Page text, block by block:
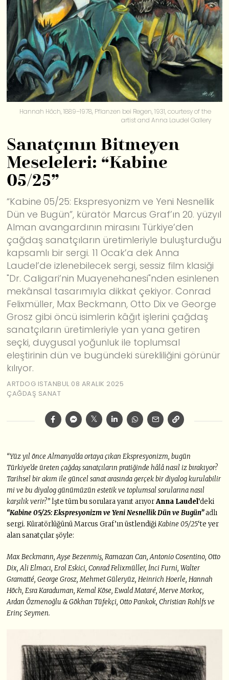
Hannah Höch, 1889–1978, Pflanzen bei Regen, 1931, courtesy of the
artist and Anna Laudel Gallery
Sanatçının Bitmeyen
Meseleleri: “Kabine
05/25”
“Kabine 05/25: Ekspresyonizm ve Yeni Nesnellik
Dün ve Bugün”, küratör Marcus Graf’ın 20. yüzyıl
Alman avangardının mirasını Türkiye’den
çağdaş sanatçıların üretimleriyle buluşturduğu
kapsamlı bir sergi. 11 Ocak’a dek Anna
Laudel’de izlenebilecek sergi, sessiz film klasiği
"Dr. Caligari’nin Muayenehanesi"nden esinlenen
mekânsal tasarımıyla dikkat çekiyor. Conrad
Felixmüller, Max Beckmann, Otto Dix ve George
Grosz gibi öncü isimlerin kâğıt işlerini çağdaş
sanatçıların üretimleriyle yan yana getiren
seçki, duygusal yoğunluk ile toplumsal
eleştirinin dün ve bugündeki sürekliliğini görünür
kılıyor.
ARTDOG ISTANBUL 08 ARALIK 2025
ÇAĞDAŞ SANAT
“Yüz yıl önce Almanya’da ortaya çıkan Ekspresyonizm, bugün
Türkiye’de üreten çağdaş sanatçıların pratiğinde hâlâ nasıl iz bırakıyor?
Tarihsel bir akım ile güncel sanat arasında gerçek bir diyalog kurulabilir
mi ve bu diyalog günümüzün estetik ve toplumsal sorularına nasıl
karşılık verir?”İşte tüm bu sorulara yanıt arıyorAnna Laudel‘deki
“Kabine 05/25: Ekspresyonizm ve Yeni Nesnellik Dün ve Bugün”adlı
sergi. Küratörlüğünü Marcus Graf’ın üstlendiğiKabine 05/25‘te yer
alan sanatçılar şöyle:
Max Beckmann, Ayşe Bezenmiş, Ramazan Can, Antonio Cosentino, Otto
Dix, Ali Elmacı, Erol Eskici, Conrad Felixmüller, İnci Furni, Walter
Gramatté, George Grosz, Mehmet Güleryüz, Heinrich Hoerle, Hannah
Höch, Esra Karaduman, Kemal Köse, Ewald Mataré, Merve Morkoç,
Ardan Özmenoğlu & Gökhan Tüfekçi, Otto Pankok, Christian Rohlfs ve
Erinç Seymen.